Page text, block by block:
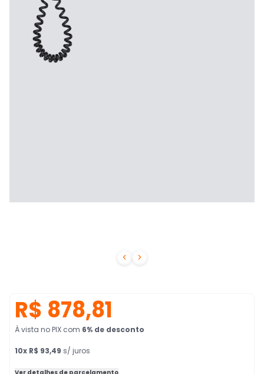
 
R$ 878,81
À vista no PIX com 6% de desconto
10x R$ 93,49 s/ juros